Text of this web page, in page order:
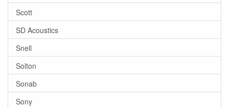
Scott
SD Acoustics
Snell
Solton
Sonab
Sony